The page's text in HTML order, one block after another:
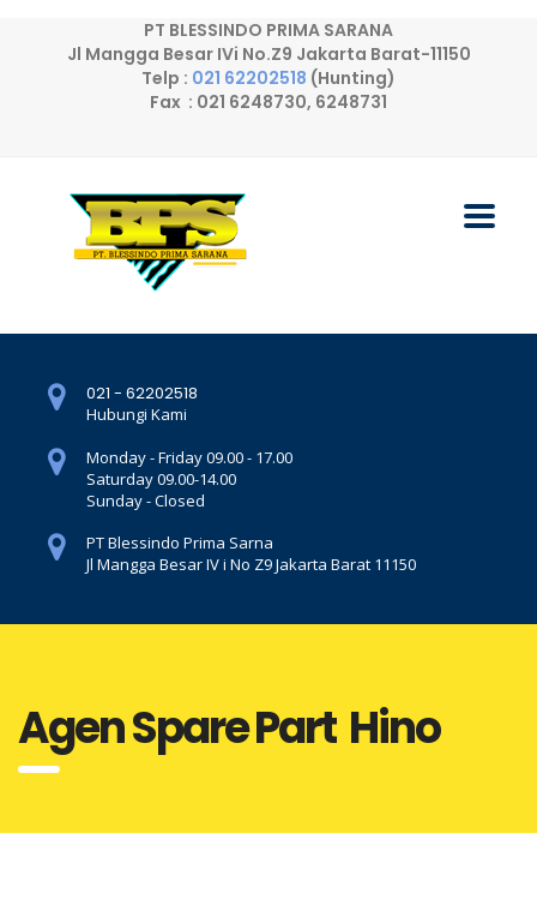
PT BLESSINDO PRIMA SARANA
Jl Mangga Besar IVi No.Z9 Jakarta Barat-11150
Telp : 021 62202518 (Hunting)
Fax : 021 6248730, 6248731
021 - 62202518
Hubungi Kami
Monday - Friday 09.00 - 17.00
Saturday 09.00-14.00
Sunday - Closed
PT Blessindo Prima Sarna
Jl Mangga Besar IV i No Z9 Jakarta Barat 11150
Agen Spare Part Hino